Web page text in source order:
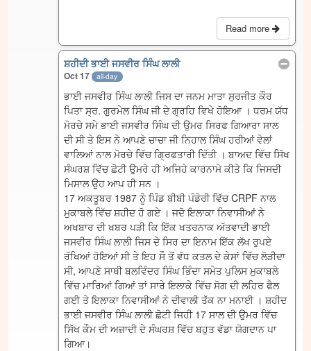
Read more
ਸ਼ਹੀਦੀ ਭਾਈ ਜਸਵੀਰ ਸਿੰਘ ਲਾਲੀ
Oct 17 all-day
ਭਾਈ ਜਸਵੀਰ ਸਿੰਘ ਲਾਲੀ ਜਿਸ ਦਾ ਜਨਮ ਮਾਤਾ ਸੁਰਜੀਤ ਕੌਰ
ਪਿਤਾ ਸ੍ਰ. ਗੁਰਮੇਲ ਸਿੰਘ ਜੀ ਦੇ ਗ੍ਰਹਿ ਵਿਖੇ ਹੋਇਆ । ਧਰਮ ਯੱਧ
ਮੋਰਚੇ ਸਮੇ ਭਾਈ ਜਸਵੀਰ ਸਿੰਘ ਦੀ ਉਮਰ ਸਿਰਫ ਗਿਆਰਾ ਸਾਲ
ਦੀ ਸੀ ਤੇ ਇਸ ਨੇ ਆਪਣੇ ਚਾਚਾ ਜੀ ਨਿਹਾਲ ਸਿੰਘ ਹਰੀਆਂ ਵੇਲਾਂ
ਵਾਲਿਆਂ ਨਾਲ ਮੋਰਚੇ ਵਿੱਚ ਗ੍ਰਿਫਤਾਰੀ ਦਿੱਤੀ । ਬਾਅਦ ਵਿੱਚ ਸਿੱਖ
ਸੰਘਰਸ਼ ਵਿੱਚ ਛੋਟੀ ਉਮਰੇ ਹੀ ਅਜਿਹੇ ਕਾਰਨਾਮੇ ਕੀਤੇ ਕਿ ਜਿਸਦੀ
ਮਿਸਾਲ ਉਹ ਆਪ ਹੀ ਸਨ ।
17 ਅਕਤੂਬਰ 1987 ਨੂੰ ਪਿੰਡ ਬੀਬੀ ਪੰਡੋਰੀ ਵਿੱਚ CRPF ਨਾਲ
ਮੁਕਾਬਲੇ ਵਿੱਚ ਸ਼ਹੀਦ ਹੋ ਗਏ । ਜਦੋ ਇਲਾਕਾ ਨਿਵਾਸੀਆਂ ਨੇ
ਅਖਬਾਰ ਦੀ ਖਬਰ ਪੜੀ ਕਿ ਇੱਕ ਖਤਰਨਾਕ ਅੱਤਵਾਦੀ ਭਾਈ
ਜਸਵੀਰ ਸਿੰਘ ਲਾਲੀ ਜਿਸ ਦੇ ਸਿਰ ਦਾ ਇਨਾਮ ਇੱਕ ਲੱਖ ਰੁਪਏ
ਰੱਖਿਆਂ ਹੋਇਆਂ ਸੀ ਤੇ ਇਹ ਸੌ ਤੋਂ ਵੱਧ ਕਤਲ ਦੇ ਕੇਸਾਂ ਵਿੱਚ ਲੋੜੀਦਾ
ਸੀ, ਆਪਣੇ ਸਾਥੀ ਬਲਵਿੰਦਰ ਸਿੰਘ ਭਿੰਦਾ ਸਮੇਤ ਪੁਲਿਸ ਮੁਕਾਬਲੇ
ਵਿੱਚ ਮਾਰਿਆਂ ਗਿਆਂ ਤਾਂ ਸਾਰੇ ਇਲਾਕੇ ਵਿੱਚ ਸੋਗ ਦੀ ਲਹਿਰ ਫੈਲ
ਗਈ ਤੇ ਇਲਾਕਾ ਨਿਵਾਸੀਆਂ ਨੇ ਦੀਵਾਲੀ ਤੱਕ ਨਾ ਮਨਾਈ । ਸ਼ਹੀਦ
ਭਾਈ ਜਸਵੀਰ ਸਿੰਘ ਲਾਲੀ ਛੋਟੀ ਜਿਹੀ 17 ਸਾਲ ਦੀ ਉਮਰ ਵਿੱਚ
ਸਿੱਖ ਕੌਮ ਦੀ ਅਜ਼ਾਦੀ ਦੇ ਸੰਘਰਸ਼ ਵਿੱਚ ਬਹੁਤ ਵੱਡਾ ਯੋਗਦਾਨ ਪਾ
ਗਿਆ।